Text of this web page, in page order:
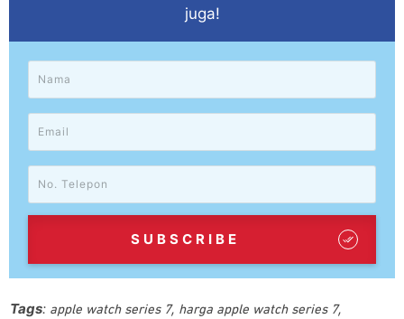
juga!
SUBSCRIBE
Tags: apple watch series 7, harga apple watch series 7,